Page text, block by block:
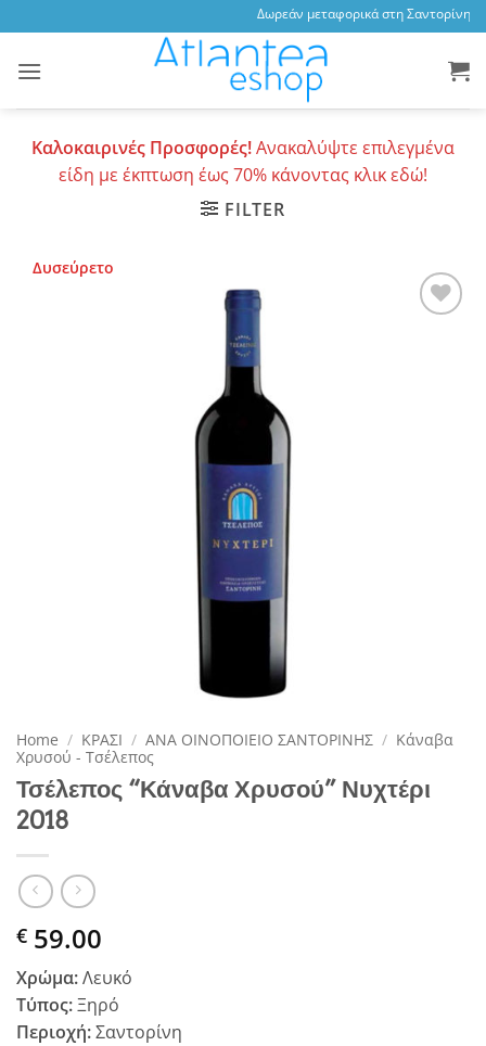
to
content
Δωρεάν μεταφορικά στη Σαντορίνη,
Καλοκαιρινές Προσφορές!Ανακαλύψτε επιλεγμένα
είδη με έκπτωση έως 70% κάνοντας κλικ εδώ!
FILTER
Δυσεύρετο
Home / ΚΡΑΣΙ / ΑΝΑ ΟΙΝΟΠΟΙΕΙΟ ΣΑΝΤΟΡΙΝΗΣ / Κάναβα
Χρυσού - Τσέλεπος
Τσέλεπος “Κάναβα Χρυσού” Νυχτέρι
2018
€ 59.00
Χρώμα:Λευκό
Τύπος:Ξηρό
Περιοχή:Σαντορίνη